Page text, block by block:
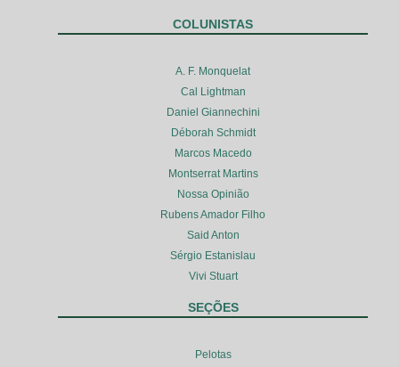
COLUNISTAS
A. F. Monquelat
Cal Lightman
Daniel Giannechini
Déborah Schmidt
Marcos Macedo
Montserrat Martins
Nossa Opinião
Rubens Amador Filho
Said Anton
Sérgio Estanislau
Vivi Stuart
SEÇÕES
Pelotas